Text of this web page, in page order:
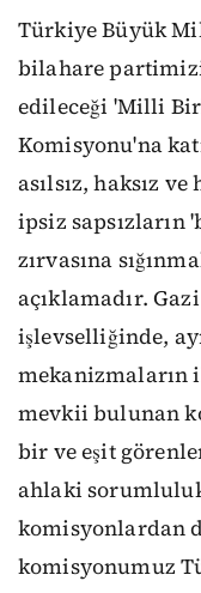
Türkiye Büyük
bilahare
edileceği 'Milli
Komisyonu'na
asılsız, haksız
ipsiz sapsızların
zırvasına
açıklamadır.
işlevselliğinde,
mekanizmaların
mevkii bulunan
bir ve eşit
ahlaki
komisyonlardan
komisyonumuz